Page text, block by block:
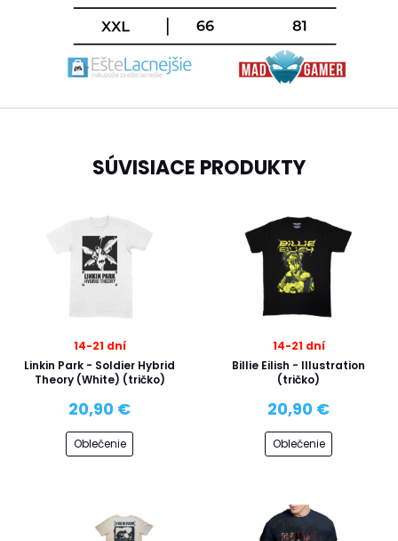
SÚVISIACE PRODUKTY
14-21 dní
Linkin Park - Soldier Hybrid
Theory (White) (tričko)
20,90 €
Oblečenie
14-21 dní
Billie Eilish - Illustration
(tričko)
20,90 €
Oblečenie